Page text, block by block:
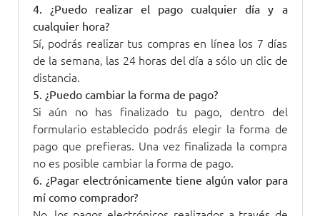
4. ¿Puedo realizar el pago cualquier día y a
cualquier hora?
Sí, podrás realizar tus compras en línea los 7 días
de la semana, las 24 horas del día a sólo un clic de
distancia.
5. ¿Puedo cambiar la forma de pago?
Si aún no has finalizado tu pago, dentro del
formulario establecido podrás elegir la forma de
pago que prefieras. Una vez finalizada la compra
no es posible cambiar la forma de pago.
6. ¿Pagar electrónicamente tiene algún valor para
mí como comprador?